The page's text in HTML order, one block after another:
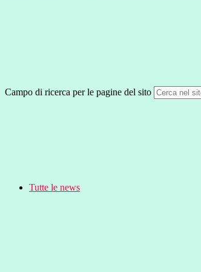
Campo di ricerca per le pagine del sito
Tutte le news